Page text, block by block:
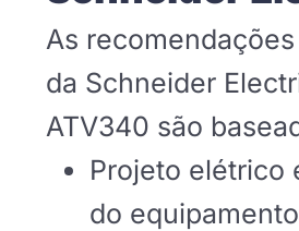
As
da Schneider
ATV340 são
Projeto elétrico
do equipamento